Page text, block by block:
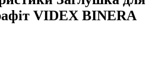
VIDEX BINERA